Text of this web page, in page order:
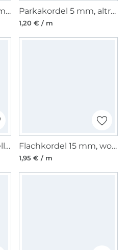
Baumwollkordel 8 mm, weiss Parkakordel 5 mm, altrosa
1,20 € / m
Parkakordel 5 mm, hellblau Flachkordel 15 mm, wollweiß
1,95 € / m